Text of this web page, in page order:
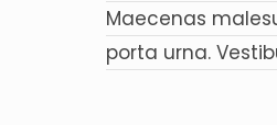
Maecenas
porta urna.